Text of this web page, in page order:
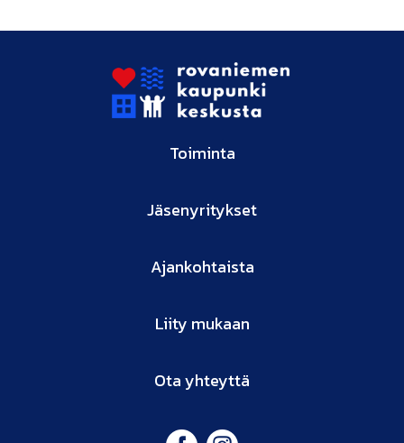
Toiminta
Jäsenyritykset
Ajankohtaista
Liity mukaan
Ota yhteyttä